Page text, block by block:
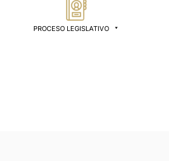
PROCESO LEGISLATIVO